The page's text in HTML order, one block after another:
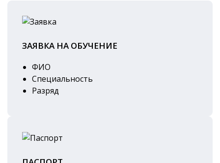
ЗАЯВКА НА ОБУЧЕНИЕ
ФИО
Специальность
Разряд